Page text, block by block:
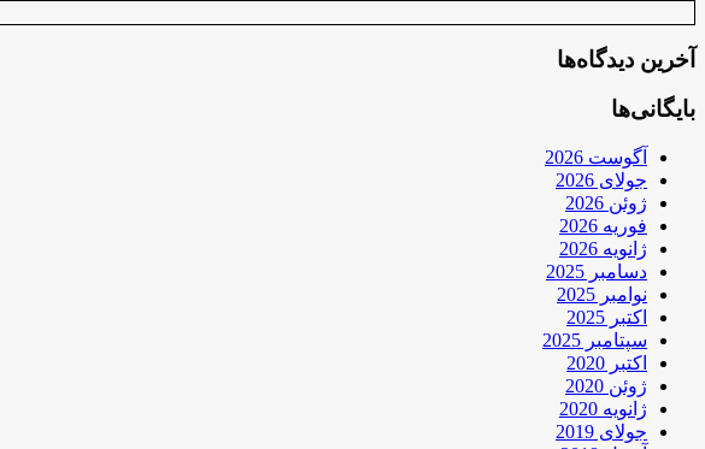
آخرین دیدگاه‌ها
بایگانی‌ها
آگوست 2026
جولای 2026
ژوئن 2026
فوریه 2026
ژانویه 2026
دسامبر 2025
نوامبر 2025
اکتبر 2025
سپتامبر 2025
اکتبر 2020
ژوئن 2020
ژانویه 2020
جولای 2019